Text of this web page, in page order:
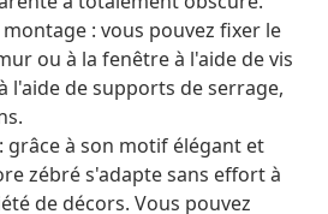
: vous pouvez fixer le
ou à la fenêtre à l'aide de vis
l'aide de supports de serrage,
grâce à son motif élégant et
zébré s'adapte sans effort à
de décors. Vous pouvez